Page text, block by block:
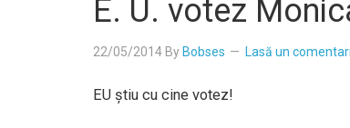
E. U. votez
22/05/2014 By Bobses Lasă un
EU ştiu cu cine votez!